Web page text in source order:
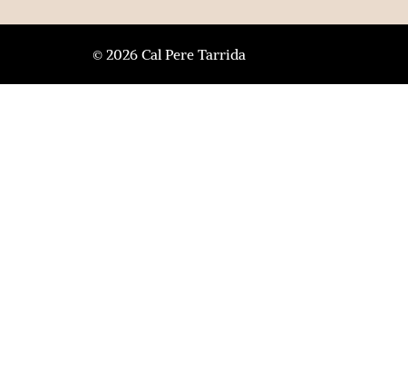
© 2026 Cal Pere Tarrida